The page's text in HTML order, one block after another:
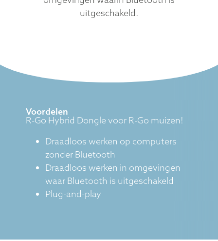
uitgeschakeld.
Voordelen
R-Go Hybrid Dongle voor R-Go muizen!
Draadloos werken op computers
zonder Bluetooth
Draadloos werken in omgevingen
waar Bluetooth is uitgeschakeld
Plug-and-play